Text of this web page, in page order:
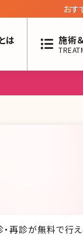
おす
は 施術
再診が無料で行え